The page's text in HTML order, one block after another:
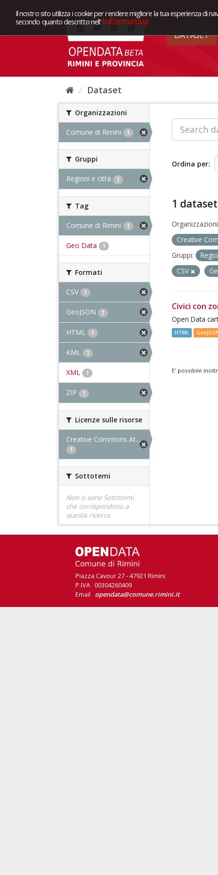
Il nostro sito utilizza i cookie per rendere migliore la tua esperienza di
secondo quanto descritto nell' Informativa
DATASET
Dataset
Organizzazioni
Comune di Rimini 1
Gruppi
Regioni e città 1
Tag
Comune di Rimini 1
Geo Data 1
Formati
CSV 1
GeoJSON 1
HTML 1
KML 1
XML 1
ZIP 1
Licenze sulle risorse
Creative Commons At...
1
Sottotemi
Non ci sono Sottotemi
che corrispondono a
questa ricerca
Ordina per
1
Creative
Gruppi:
CSV
Civici con
Open Data
HTML
E' possibile
Piazza Cavour 27 - 47921 Rimini
P.IVA 00304260409
Email opendata@comune.rimini.it